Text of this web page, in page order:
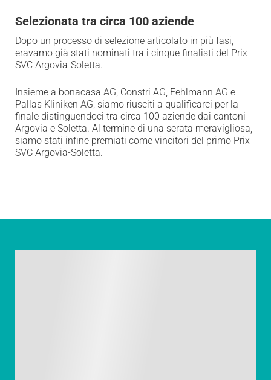
Selezionata tra circa 100 aziende
Dopo un processo di selezione articolato in più fasi,
eravamo già stati nominati tra i cinque finalisti del Prix
SVC Argovia-Soletta.
Insieme a bonacasa AG, Constri AG, Fehlmann AG e
Pallas Kliniken AG, siamo riusciti a qualificarci per la
finale distinguendoci tra circa 100 aziende dai cantoni
Argovia e Soletta. Al termine di una serata meravigliosa,
siamo stati infine premiati come vincitori del primo Prix
SVC Argovia-Soletta.